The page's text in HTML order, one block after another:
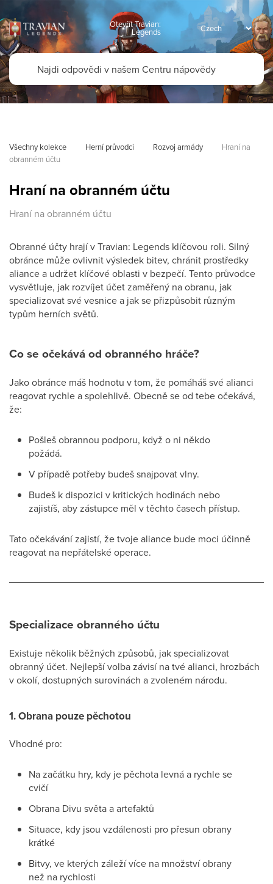
Otevřít Travian:
Legends
Všechny kolekce Herní průvodci Rozvoj armády
Hraní na
obranném účtu
Hraní na obranném účtu
Hraní na obranném účtu
Obranné účty hrají v Travian: Legends klíčovou roli. Silný
obránce může ovlivnit výsledek bitev, chránit prostředky
aliance a udržet klíčové oblasti v bezpečí. Tento průvodce
vysvětluje, jak rozvíjet účet zaměřený na obranu, jak
specializovat své vesnice a jak se přizpůsobit různým
typům herních světů.
Co se očekává od obranného hráče?
Jako obránce máš hodnotu v tom, že pomáháš své alianci
reagovat rychle a spolehlivě. Obecně se od tebe očekává,
že:
Pošleš obrannou podporu, když o ni někdo
požádá.
V případě potřeby budeš snajpovat vlny.
Budeš k dispozici v kritických hodinách nebo
zajistíš, aby zástupce měl v těchto časech přístup.
Tato očekávání zajistí, že tvoje aliance bude moci účinně
reagovat na nepřátelské operace.
Specializace obranného účtu
Existuje několik běžných způsobů, jak specializovat
obranný účet. Nejlepší volba závisí na tvé alianci, hrozbách
v okolí, dostupných surovinách a zvoleném národu.
1. Obrana pouze pěchotou
Vhodné pro:
Na začátku hry, kdy je pěchota levná a rychle se
cvičí
Obrana Divu světa a artefaktů
Situace, kdy jsou vzdálenosti pro přesun obrany
krátké
Bitvy, ve kterých záleží více na množství obrany
než na rychlosti